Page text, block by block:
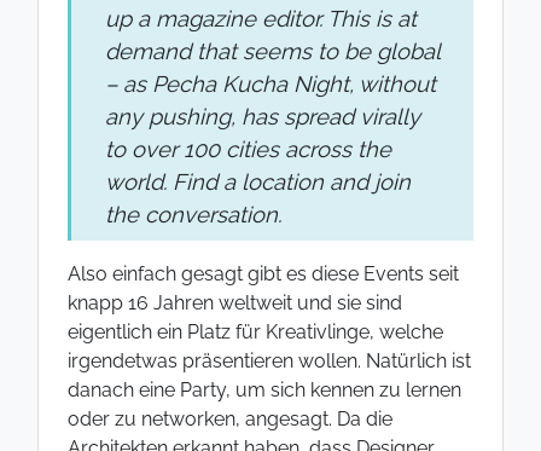
up a magazine editor. This is at
demand that seems to be global
– as Pecha Kucha Night, without
any pushing, has spread virally
to over 100 cities across the
world. Find a location and join
the conversation.
Also einfach gesagt gibt es diese Events seit
knapp 16 Jahren weltweit und sie sind
eigentlich ein Platz für Kreativlinge, welche
irgendetwas präsentieren wollen. Natürlich ist
danach eine Party, um sich kennen zu lernen
oder zu networken, angesagt. Da die